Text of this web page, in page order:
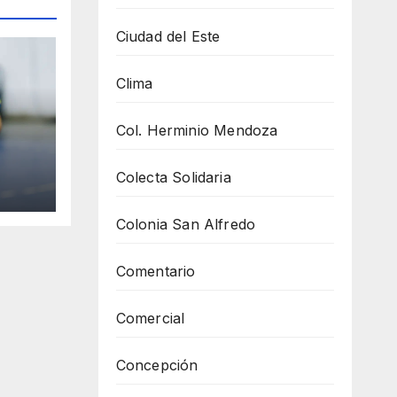
Ciudad del Este
Clima
Col. Herminio Mendoza
Colecta Solidaria
Colonia San Alfredo
Comentario
Comercial
Concepción